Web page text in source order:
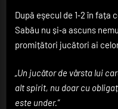
După eşecul de 1‑2 în fața
Sabău nu și‑a ascuns
promițători jucători ai
„Un jucător de vârsta lui
alt spirit, nu doar cu
este under.”